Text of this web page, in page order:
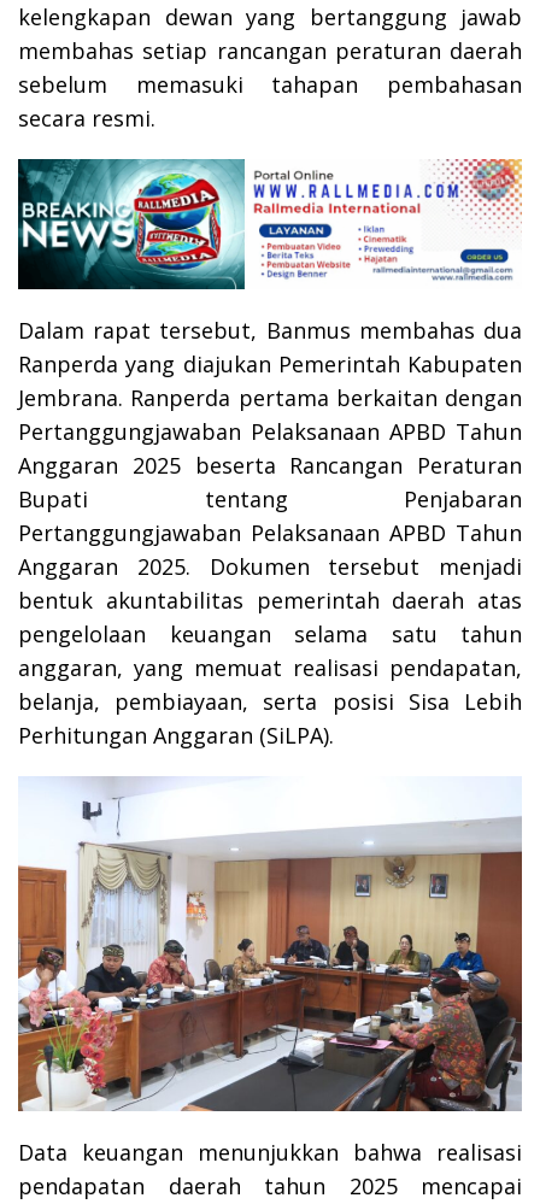
kelengkapan dewan yang bertanggung jawab
membahas setiap rancangan peraturan daerah
sebelum memasuki tahapan pembahasan
secara resmi.
Dalam rapat tersebut, Banmus membahas dua
Ranperda yang diajukan Pemerintah Kabupaten
Jembrana. Ranperda pertama berkaitan dengan
Pertanggungjawaban Pelaksanaan APBD Tahun
Anggaran 2025 beserta Rancangan Peraturan
Bupati tentang Penjabaran
Pertanggungjawaban Pelaksanaan APBD Tahun
Anggaran 2025. Dokumen tersebut menjadi
bentuk akuntabilitas pemerintah daerah atas
pengelolaan keuangan selama satu tahun
anggaran, yang memuat realisasi pendapatan,
belanja, pembiayaan, serta posisi Sisa Lebih
Perhitungan Anggaran (SiLPA).
Data keuangan menunjukkan bahwa realisasi
pendapatan daerah tahun 2025 mencapai